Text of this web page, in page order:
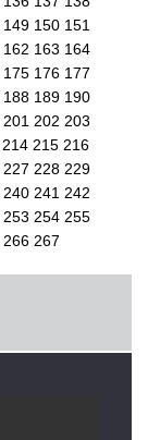
149 150 151
162 163 164
175 176 177
188 189 190
201 202 203
214 215 216
227 228 229
240 241 242
253 254 255
266 267